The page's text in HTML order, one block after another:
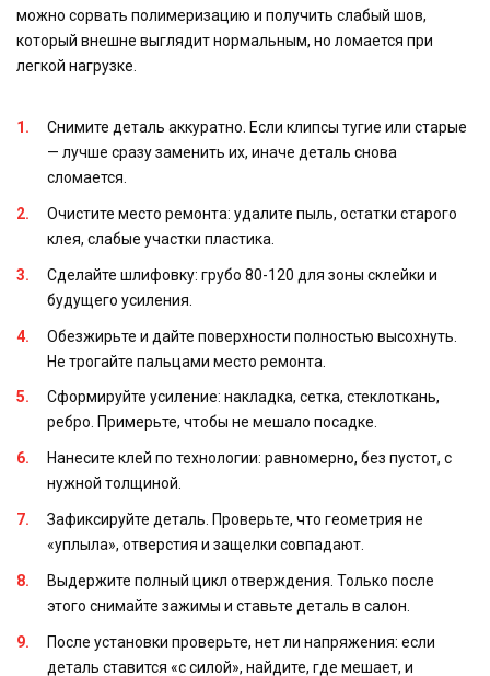
можно сорвать полимеризацию и получить слабый шов,
который внешне выглядит нормальным, но ломается при
легкой нагрузке.
Снимите деталь аккуратно. Если клипсы тугие или старые
— лучше сразу заменить их, иначе деталь снова
сломается.
Очистите место ремонта: удалите пыль, остатки старого
клея, слабые участки пластика.
Сделайте шлифовку: грубо 80-120 для зоны склейки и
будущего усиления.
Обезжирьте и дайте поверхности полностью высохнуть.
Не трогайте пальцами место ремонта.
Сформируйте усиление: накладка, сетка, стеклоткань,
ребро. Примерьте, чтобы не мешало посадке.
Нанесите клей по технологии: равномерно, без пустот, с
нужной толщиной.
Зафиксируйте деталь. Проверьте, что геометрия не
«уплыла», отверстия и защелки совпадают.
Выдержите полный цикл отверждения. Только после
этого снимайте зажимы и ставьте деталь в салон.
После установки проверьте, нет ли напряжения: если
деталь ставится «с силой», найдите, где мешает, и